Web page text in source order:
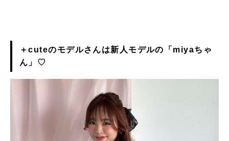
＋cuteのモデルさんは新人モデルの「miyaちゃ
ん」♡